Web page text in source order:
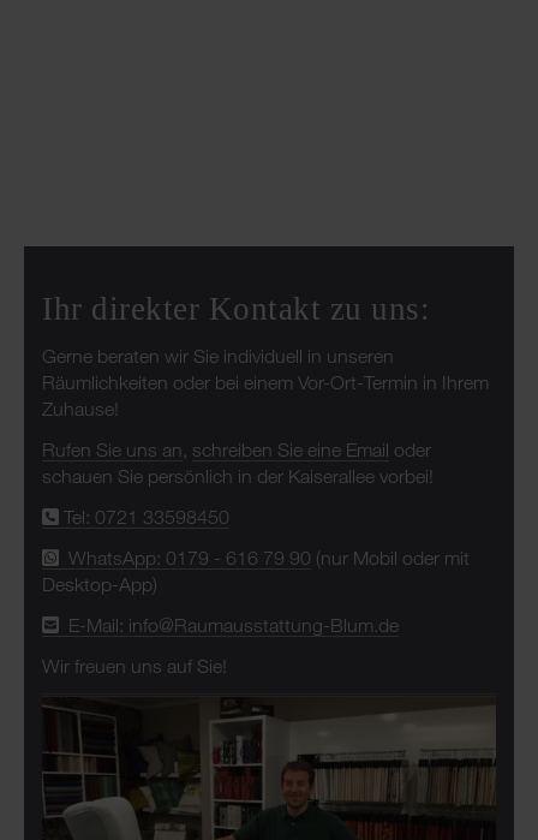
Ihr direkter Kontakt zu uns:
Gerne beraten wir Sie individuell in unseren
Räumlichkeiten oder bei einem Vor-Ort-Termin in Ihrem
Zuhause!
Rufen Sie uns an, schreiben Sie eine Email oder
schauen Sie persönlich in der Kaiserallee vorbei!
Tel: 0721 33598450
WhatsApp: 0179 - 616 79 90 (nur Mobil oder mit
Desktop-App)
E-Mail: info@Raumausstattung-Blum.de
Wir freuen uns auf Sie!